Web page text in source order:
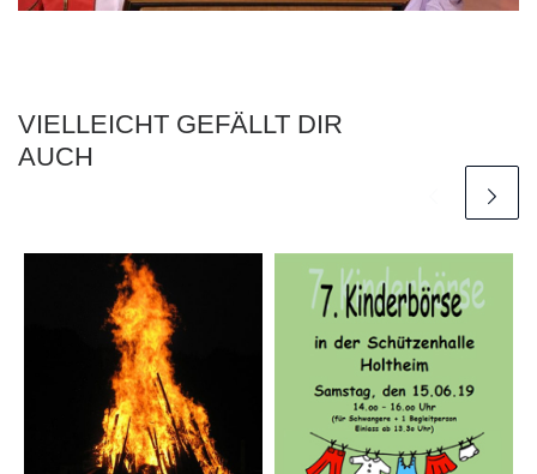
VIELLEICHT GEFÄLLT DIR
AUCH